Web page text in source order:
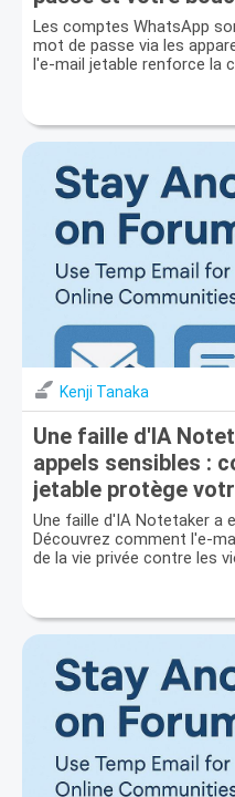
Les comptes WhatsApp
mot de passe via les
l'e-mail jetable renforce la
Kenji Tanaka
Une faille d'IA
appels sensibles :
jetable protège
Une faille d'IA Notetaker a
Découvrez comment l'e-
de la vie privée contre les